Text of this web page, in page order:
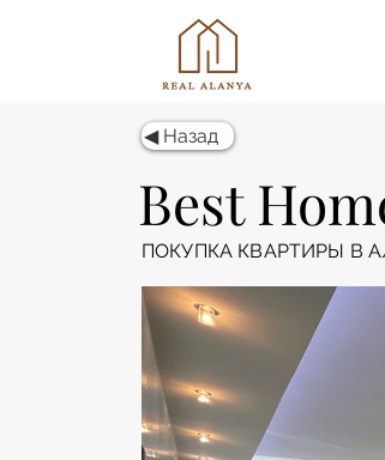
ПОКУПКА КВАРТИРЫ В
Best
◀ Назад